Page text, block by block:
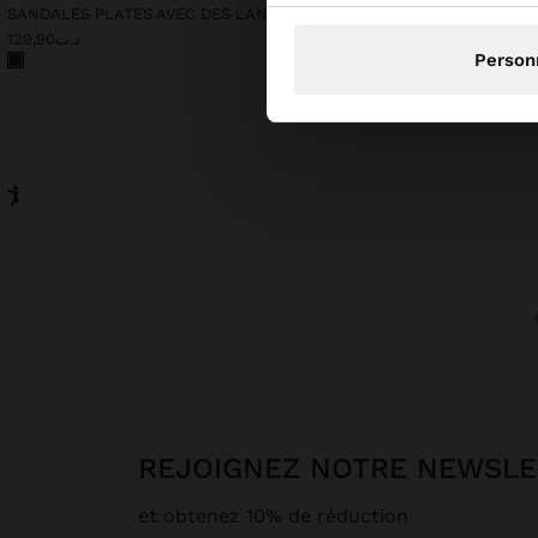
SANDALES PLATES AVEC DES LANIÈRES EN CORDON IMPRIMÉ
د.ت129,90
PULL EN MAILLE AVEC
REJOIGNEZ NOTRE
et obtenez 10% de réduction